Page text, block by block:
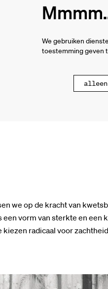
We gebruiken
toestemming geven
we op de kracht van
een vorm van sterkte en
kiezen radicaal voor